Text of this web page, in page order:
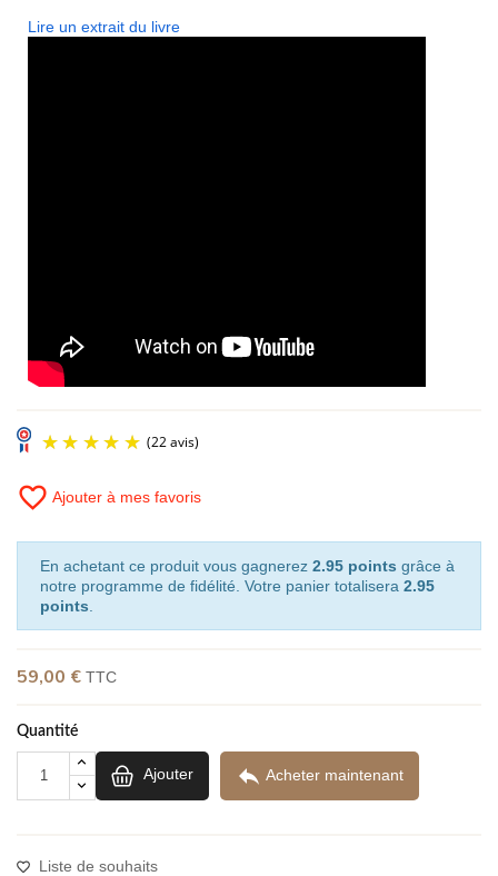
Lire un extrait du livre
favorite_border Ajouter à mes favoris
En achetant ce produit vous gagnerez 2.95 points grâce à
notre programme de fidélité. Votre panier totalisera 2.95
points
59,00 € TTC
Quantité
Ajouter  Acheter maintenant
Liste de souhaits